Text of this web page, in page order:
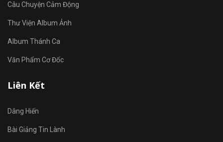
Câu Chuyện Cảm Động
Thư Viện Album Ảnh
Album Thánh Ca
Văn Phẩm Cơ Đốc
Liên Kết
Dâng Hiến
Bài Giảng Tin Lành